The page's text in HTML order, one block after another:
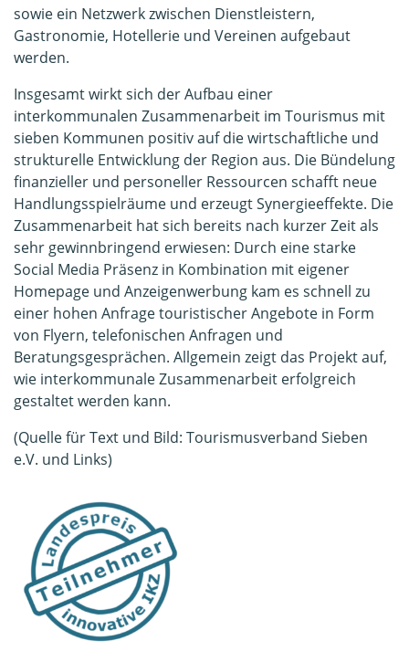
sowie ein Netzwerk zwischen Dienstleistern,
Gastronomie, Hotellerie und Vereinen aufgebaut
werden.
Insgesamt wirkt sich der Aufbau einer
interkommunalen Zusammenarbeit im Tourismus mit
sieben Kommunen positiv auf die wirtschaftliche und
strukturelle Entwicklung der Region aus. Die Bündelung
finanzieller und personeller Ressourcen schafft neue
Handlungsspielräume und erzeugt Synergieeffekte. Die
Zusammenarbeit hat sich bereits nach kurzer Zeit als
sehr gewinnbringend erwiesen: Durch eine starke
Social Media Präsenz in Kombination mit eigener
Homepage und Anzeigenwerbung kam es schnell zu
einer hohen Anfrage touristischer Angebote in Form
von Flyern, telefonischen Anfragen und
Beratungsgesprächen. Allgemein zeigt das Projekt auf,
wie interkommunale Zusammenarbeit erfolgreich
gestaltet werden kann.
(Quelle für Text und Bild: Tourismusverband Sieben
e.V. und Links)